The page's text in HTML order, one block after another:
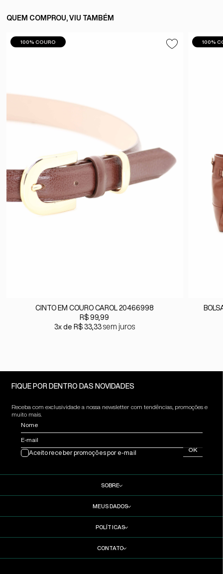
QUEM COMPROU, VIU TAMBÉM
100% COURO
CINTO EM COURO CAROL 20466998
R$ 99,99
3x
R$ 33,33 sem juros
100%
FIQUE POR DENTRO DAS NOVIDADES
Receba com exclusividade a nossa newsletter com tendências, promoções e
muito mais.
Nome
E-mail
OK
Aceito receber promoções por e-mail
SOBRE
MEUS DADOS
POLÍTICAS
CONTATO